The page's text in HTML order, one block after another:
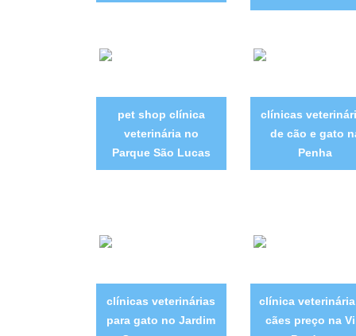
pet shop clínica
veterinária no
Parque São Lucas
clínicas
de cão e gato
Penha
clínicas veterinárias
para gato no Jardim
clínica
cães preço na